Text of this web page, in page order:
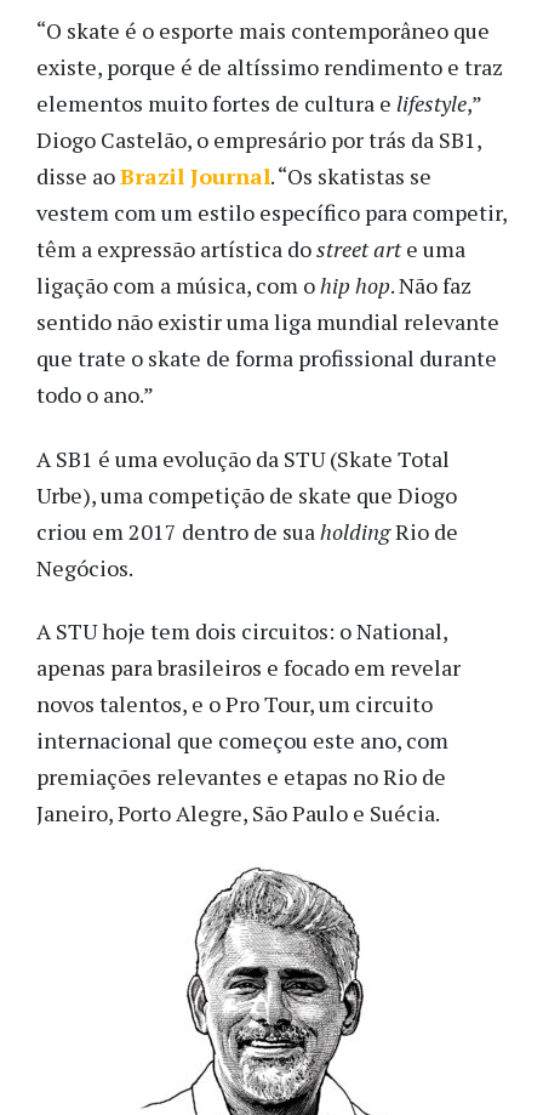
“O skate é o esporte mais contemporâneo que
existe, porque é de altíssimo rendimento e traz
elementos muito fortes de cultura e lifestyle,”
Diogo Castelão, o empresário por trás da SB1,
disse aoBrazil Journal. “Os skatistas se
vestem com um estilo específico para competir,
têm a expressão artística dostreet arte uma
ligação com a música, com ohip hop. Não faz
sentido não existir uma liga mundial relevante
que trate o skate de forma profissional durante
todo o ano.”
A SB1 é uma evolução da STU (Skate Total
Urbe), uma competição de skate que Diogo
criou em 2017 dentro de suaholdingRio de
Negócios.
A STU hoje tem dois circuitos: o National,
apenas para brasileiros e focado em revelar
novos talentos, e o Pro Tour, um circuito
internacional que começou este ano, com
premiações relevantes e etapas no Rio de
Janeiro, Porto Alegre, São Paulo e Suécia.